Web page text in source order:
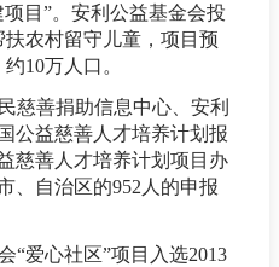
目”。安利公益基金会投
扶农村留守儿童，项目预
10万人口。
慈善捐助信息中心、安利
公益慈善人才培养计划报
慈善人才培养计划项目办
、自治区的952人的申报
“爱心社区”项目入选2013